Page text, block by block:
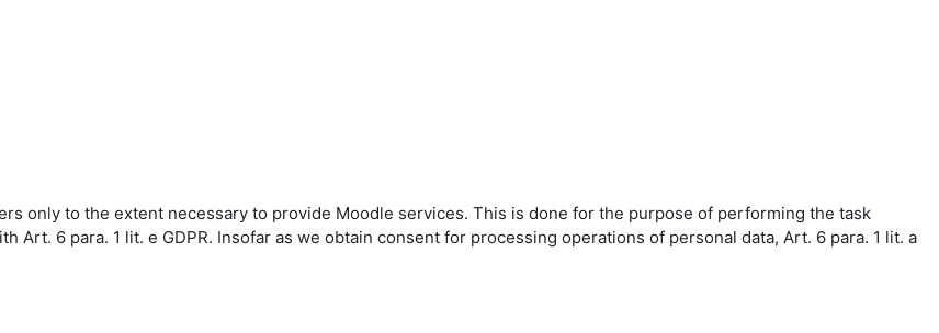
only to the extent necessary to provide Moodle services. This is done for the purpose of performing the task
Art. 6 para. 1 lit. e GDPR. Insofar as we obtain consent for processing operations of personal data, Art. 6 para. 1 lit. a